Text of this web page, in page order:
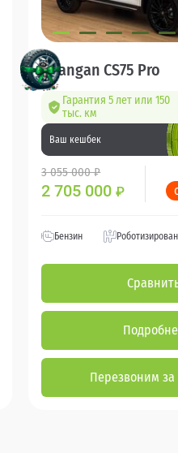
Changan CS75 Pro
Гарантия 5 лет или 150
тыс. км
Ваш кешбек
3 055 000 ₽
2 705 000₽
Бензин
Перезвоним за